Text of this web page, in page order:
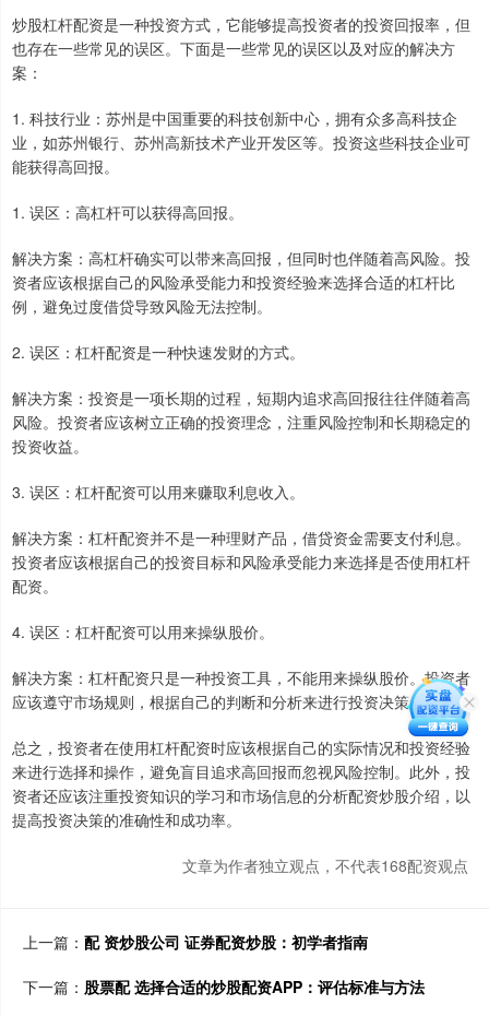
炒股杠杆配资是一种投资方式，它能够提高投资者的投资回报率，但
也存在一些常见的误区。下面是一些常见的误区以及对应的解决方
案：
1. 科技行业：苏州是中国重要的科技创新中心，拥有众多高科技企
业，如苏州银行、苏州高新技术产业开发区等。投资这些科技企业可
能获得高回报。
1. 误区：高杠杆可以获得高回报。
解决方案：高杠杆确实可以带来高回报，但同时也伴随着高风险。投
资者应该根据自己的风险承受能力和投资经验来选择合适的杠杆比
例，避免过度借贷导致风险无法控制。
2. 误区：杠杆配资是一种快速发财的方式。
解决方案：投资是一项长期的过程，短期内追求高回报往往伴随着高
风险。投资者应该树立正确的投资理念，注重风险控制和长期稳定的
投资收益。
3. 误区：杠杆配资可以用来赚取利息收入。
解决方案：杠杆配资并不是一种理财产品，借贷资金需要支付利息。
投资者应该根据自己的投资目标和风险承受能力来选择是否使用杠杆
配资。
4. 误区：杠杆配资可以用来操纵股价。
解决方案：杠杆配资只是一种投资工具，不能用来操纵股价。投资者
应该遵守市场规则，根据自己的判断和分析来进行投资决策。
总之，投资者在使用杠杆配资时应该根据自己的实际情况和投资经验
来进行选择和操作，避免盲目追求高回报而忽视风险控制。此外，投
资者还应该注重投资知识的学习和市场信息的分析配资炒股介绍，以
提高投资决策的准确性和成功率。
文章为作者独立观点，不代表168配资观点
上一篇： 配 资炒股公司 证券配资炒股：初学者指南
下一篇： 股票配 选择合适的炒股配资APP：评估标准与方法